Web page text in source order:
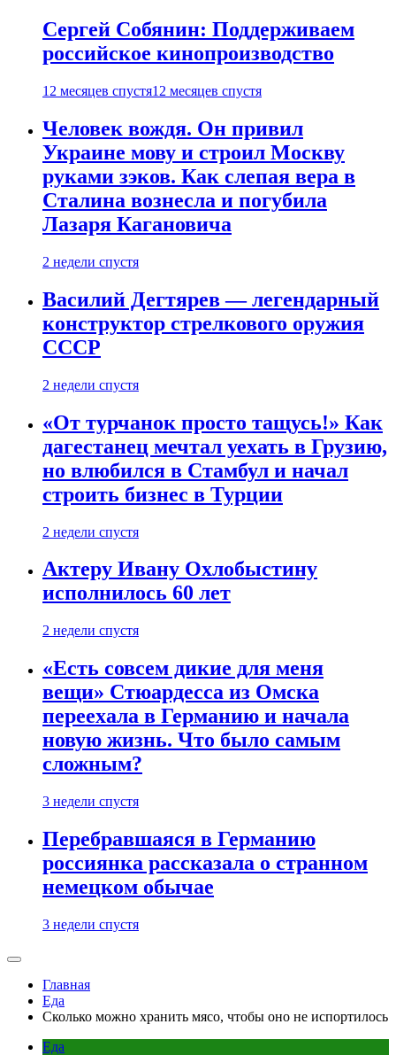
Сергей Собянин: Поддерживаем
российское кинопроизводство
12 месяцев спустя12 месяцев спустя
Человек вождя. Он привил
Украине мову и строил Москву
руками зэков. Как слепая вера в
Сталина вознесла и погубила
Лазаря Кагановича
2 недели спустя
Василий Дегтярев — легендарный
конструктор стрелкового оружия
СССР
2 недели спустя
«От турчанок просто тащусь!» Как
дагестанец мечтал уехать в Грузию,
но влюбился в Стамбул и начал
строить бизнес в Турции
2 недели спустя
Актеру Ивану Охлобыстину
исполнилось 60 лет
2 недели спустя
«Есть совсем дикие для меня
вещи» Стюардесса из Омска
переехала в Германию и начала
новую жизнь. Что было самым
сложным?
3 недели спустя
Перебравшаяся в Германию
россиянка рассказала о странном
немецком обычае
3 недели спустя
Главная
Еда
Сколько можно хранить мясо, чтобы оно не испортилось
Еда